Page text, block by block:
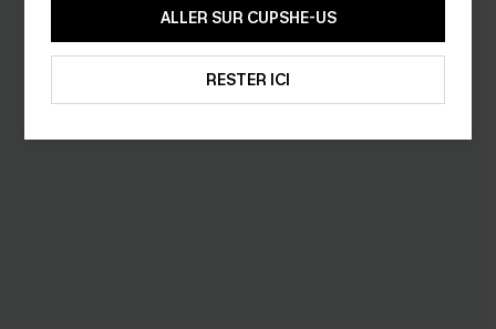
ALLER SUR CUPSHE-US
RESTER ICI